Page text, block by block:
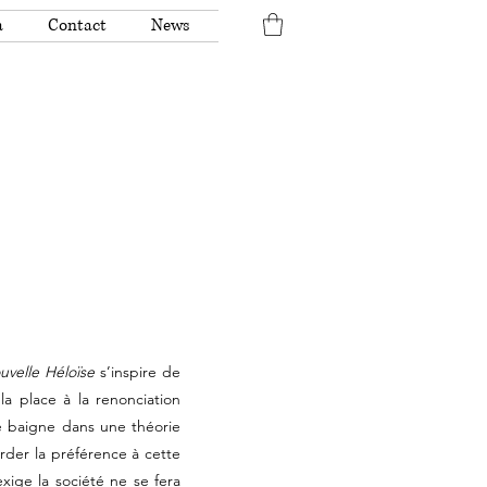
Contact News
Héloïses’inspire de
place à la renonciation
baigne dans une théorie
la préférence à cette
la société ne se fera